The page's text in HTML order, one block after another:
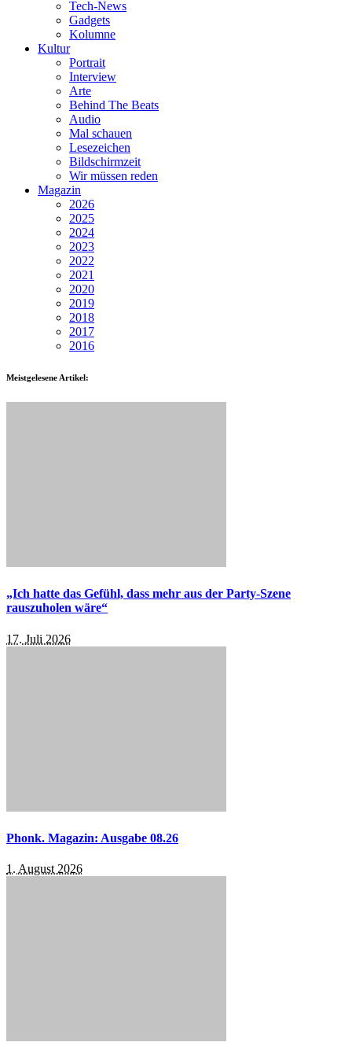
Tech-News
Gadgets
Kolumne
Kultur
Portrait
Interview
Arte
Behind The Beats
Audio
Mal schauen
Lesezeichen
Bildschirmzeit
Wir müssen reden
Magazin
2026
2025
2024
2023
2022
2021
2020
2019
2018
2017
2016
Meistgelesene Artikel:
„Ich hatte das Gefühl, dass mehr aus der Party-Szene
rauszuholen wäre“
17. Juli 2026
Phonk. Magazin: Ausgabe 08.26
1. August 2026